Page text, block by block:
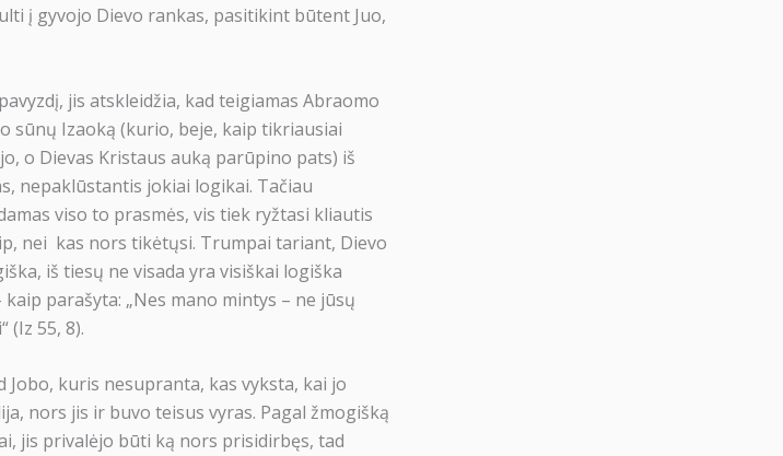
į gyvojo Dievo rankas, pasitikint būtent Juo,
jis atskleidžia, kad teigiamas Abraomo
sūnų Izaoką (kurio, beje, kaip tikriausiai
o Dievas Kristaus auką parūpino pats) iš
nepaklūstantis jokiai logikai. Tačiau
viso to prasmės, vis tiek ryžtasi kliautis
nei kas nors tikėtųsi. Trumpai tariant, Dievo
iš tiesų ne visada yra visiškai logiška
parašyta: „Nes mano mintys – ne jūsų
(Iz 55, 8).
kuris nesupranta, kas vyksta, kai jo
nors jis ir buvo teisus vyras. Pagal žmogišką
jis privalėjo būti ką nors prisidirbęs, tad
Daugiau paramos būdų